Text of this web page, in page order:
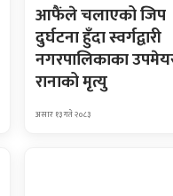
आफैंले चलाएको जिप
दुर्घटना हुँदा स्वर्गद्वारी
नगरपालिकाका
रानाको मृत्यु
असार १३ गते २०८३